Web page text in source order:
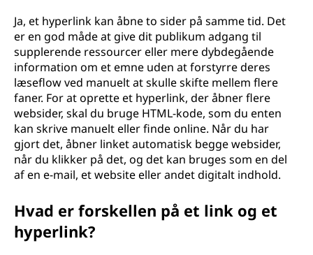
Ja, et hyperlink kan åbne to sider på samme tid. Det
er en god måde at give dit publikum adgang til
supplerende ressourcer eller mere dybdegående
information om et emne uden at forstyrre deres
læseflow ved manuelt at skulle skifte mellem flere
faner. For at oprette et hyperlink, der åbner flere
websider, skal du bruge HTML-kode, som du enten
kan skrive manuelt eller finde online. Når du har
gjort det, åbner linket automatisk begge websider,
når du klikker på det, og det kan bruges som en del
af en e-mail, et website eller andet digitalt indhold.
Hvad er forskellen på et link og et
hyperlink?